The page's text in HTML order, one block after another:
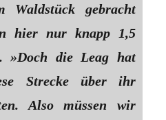
Waldstück gebracht
hier nur knapp 1,5
»Doch die Leag hat
Strecke über ihr
Also müssen wir